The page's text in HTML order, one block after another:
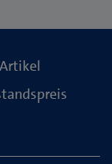
Artikel